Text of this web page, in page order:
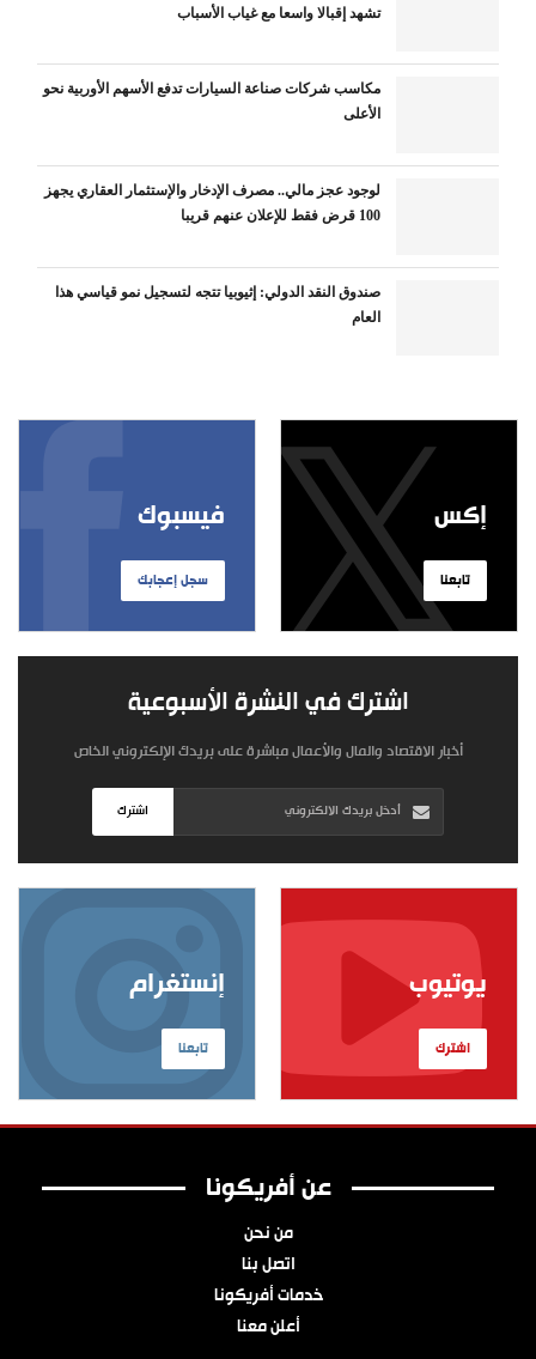
تشهد إقبالا واسعا مع غياب الأسباب
مكاسب شركات صناعة السيارات تدفع الأسهم الأوربية نحو
الأعلى
لوجود عجز مالي.. مصرف الإدخار والإستثمار العقاري يجهز
100 قرض فقط للإعلان عنهم قريبا
صندوق النقد الدولي: إثيوبيا تتجه لتسجيل نمو قياسي هذا
العام
فيسبوك
سجل إعجابك
إكس
تابعنا
اشترك في النشرة الأسبوعية
أخبار الاقتصاد والمال والأعمال مباشرة على بريدك الإلكتروني الخاص
اشترك
إنستغرام
تابعنا
يوتيوب
اشترك
عن أفريكونا
من نحن
اتصل بنا
خدمات أفريكونا
أعلن معنا